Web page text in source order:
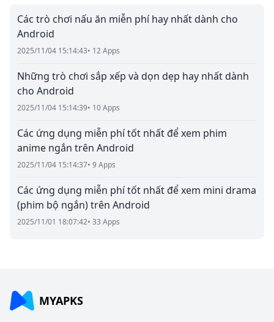
Các trò chơi nấu ăn miễn phí hay nhất dành cho
Android
2025/11/04 15:14:43• 12 Apps
Những trò chơi sắp xếp và dọn dẹp hay nhất dành
cho Android
2025/11/04 15:14:39• 10 Apps
Các ứng dụng miễn phí tốt nhất để xem phim
anime ngắn trên Android
2025/11/04 15:14:37• 9 Apps
Các ứng dụng miễn phí tốt nhất để xem mini drama
(phim bộ ngắn) trên Android
2025/11/01 18:07:42• 33 Apps
MYAPKS